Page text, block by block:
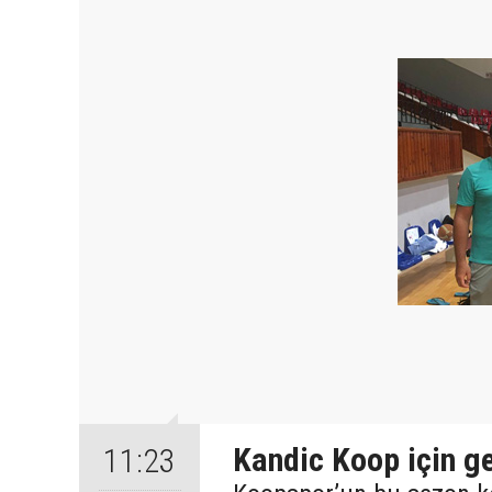
11:23 Kandic Koop için